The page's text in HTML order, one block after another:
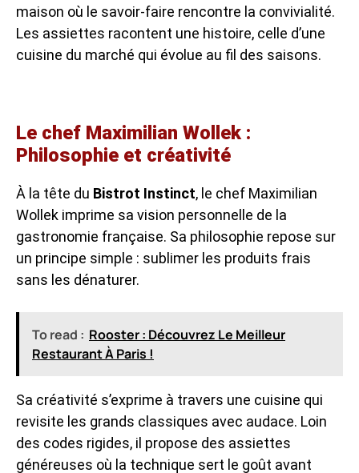
maison où le savoir-faire rencontre la convivialité.
Les assiettes racontent une histoire, celle d’une
cuisine du marché qui évolue au fil des saisons.
Le chef Maximilian Wollek :
Philosophie et créativité
À la tête du Bistrot Instinct, le chef Maximilian
Wollek imprime sa vision personnelle de la
gastronomie française. Sa philosophie repose sur
un principe simple : sublimer les produits frais
sans les dénaturer.
To read : Rooster : Découvrez Le Meilleur
Restaurant À Paris !
Sa créativité s’exprime à travers une cuisine qui
revisite les grands classiques avec audace. Loin
des codes rigides, il propose des assiettes
généreuses où la technique sert le goût avant